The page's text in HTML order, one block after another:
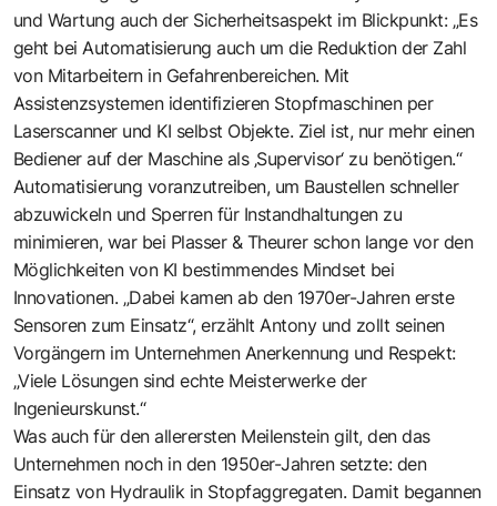
und Wartung auch der Sicherheitsaspekt im Blickpunkt: „Es
geht bei Automatisierung auch um die Reduktion der Zahl
von Mitarbeitern in Gefahrenbereichen. Mit
Assistenzsystemen identifizieren Stopfmaschinen per
Laserscanner und KI selbst Objekte. Ziel ist, nur mehr einen
Bediener auf der Maschine als ‚Supervisor‘ zu benötigen.“
Automatisierung voranzutreiben, um Baustellen schneller
abzuwickeln und Sperren für Instandhaltungen zu
minimieren, war bei Plasser & Theurer schon lange vor den
Möglichkeiten von KI bestimmendes Mindset bei
Innovationen. „Dabei kamen ab den 1970er-Jahren erste
Sensoren zum Einsatz“, erzählt Antony und zollt seinen
Vorgängern im Unternehmen Anerkennung und Respekt:
„Viele Lösungen sind echte Meisterwerke der
Ingenieurskunst.“
Was auch für den allerersten Meilenstein gilt, den das
Unternehmen noch in den 1950er-Jahren setzte: den
Einsatz von Hydraulik in Stopfaggregaten. Damit begannen